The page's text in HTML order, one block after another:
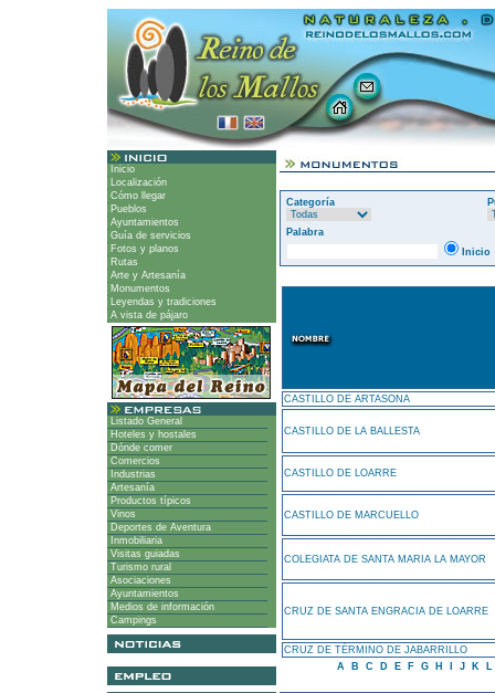
Inicio
Localización
Cómo llegar
Pueblos
Ayuntamientos
Guía de servicios
Fotos y planos
Rutas
Arte y Artesanía
Monumentos
Leyendas y tradiciones
A vista de pájaro
Listado General
Hoteles y hostales
Dónde comer
Comercios
Industrias
Artesanía
Productos típicos
Vinos
Deportes de Aventura
Inmobiliaria
Visitas guiadas
Turismo rural
Asociaciones
Ayuntamientos
Medios de información
Campings
Categoría
Palabra
Inicio
CASTILLO DE ARTASONA
CASTILLO DE LA BALLESTA
CASTILLO DE LOARRE
CASTILLO DE MARCUELLO
COLEGIATA DE SANTA MARIA LA MAYOR
CRUZ DE SANTA ENGRACIA DE LOARRE
CRUZ DE TÉRMINO DE JABARRILLO
A
B C D E F G H J K L